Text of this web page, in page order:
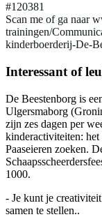
#120381
Scan me of ga naar
trainingen/
kinderboerderij-De-
Interessant of
De Beestenborg is
Ulgersmaborg
zijn zes dagen per
kinderactiviteiten: het
Paaseieren zoeken.
1000.
- Je kunt je
samen te stellen..